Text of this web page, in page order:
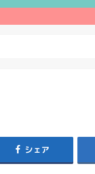
シェア